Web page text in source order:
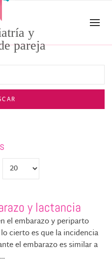
y
pareja
y lactancia
el embarazo y periparto
cierto es que la incidencia
el embarazo es similar a